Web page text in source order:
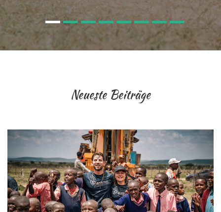
Neueste Beiträge